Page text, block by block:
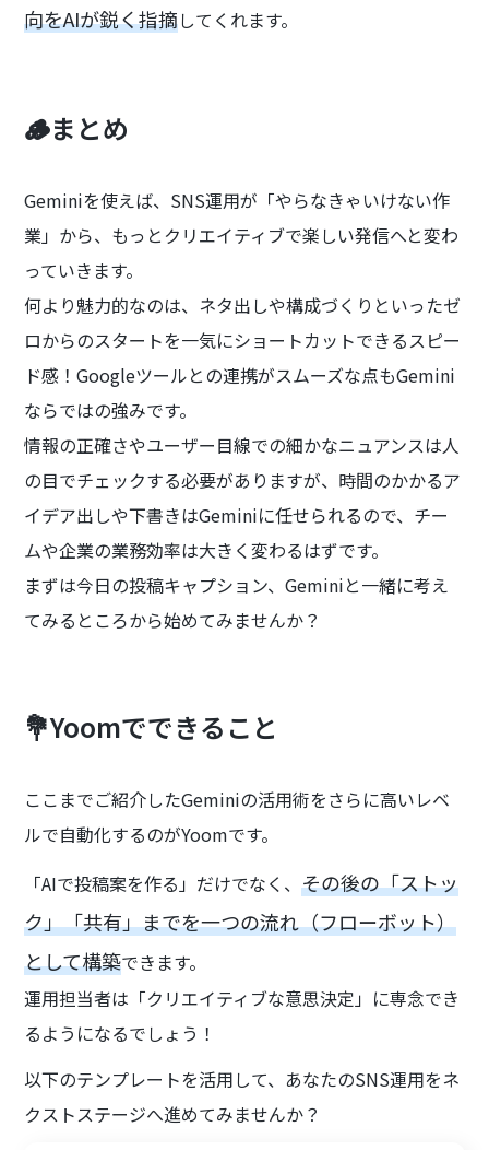
向をAIが鋭く指摘してくれます。
🪵まとめ
Geminiを使えば、SNS運用が「やらなきゃいけない作
業」から、もっとクリエイティブで楽しい発信へと変わ
っていきます。
何より魅力的なのは、ネタ出しや構成づくりといったゼ
ロからのスタートを一気にショートカットできるスピー
ド感！Googleツールとの連携がスムーズな点もGemini
ならではの強みです。
情報の正確さやユーザー目線での細かなニュアンスは人
の目でチェックする必要がありますが、時間のかかるア
イデア出しや下書きはGeminiに任せられるので、チー
ムや企業の業務効率は大きく変わるはずです。
まずは今日の投稿キャプション、Geminiと一緒に考え
てみるところから始めてみませんか？
💐Yoomでできること
ここまでご紹介したGeminiの活用術をさらに高いレベ
ルで自動化するのがYoomです。
「AIで投稿案を作る」だけでなく、その後の「ストッ
ク」「共有」までを一つの流れ（フローボット）
として構築できます。
運用担当者は「クリエイティブな意思決定」に専念でき
るようになるでしょう！
以下のテンプレートを活用して、あなたのSNS運用をネ
クストステージへ進めてみませんか？